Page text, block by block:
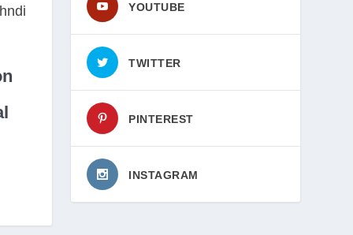
YOUTUBE
TWITTER
PINTEREST
INSTAGRAM